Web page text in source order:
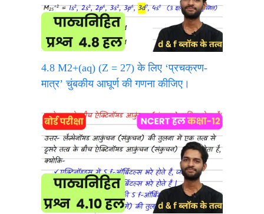
4.8 M2+(aq) (Z = 27) के लिए ‘प्रचक्रण-
मात्र’ चुंबकीय आघूर्ण की गणना कीजिए।